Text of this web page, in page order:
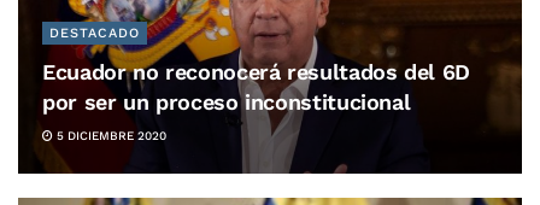
DESTACADO
Ecuador no reconocerá resultados del 6D
por ser un proceso inconstitucional
5 DICIEMBRE 2020